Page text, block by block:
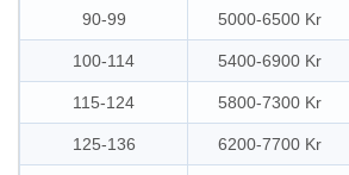
90-99 5000-6500 Kr
100-114 5400-6900 Kr
115-124 5800-7300 Kr
125-136 6200-7700 Kr